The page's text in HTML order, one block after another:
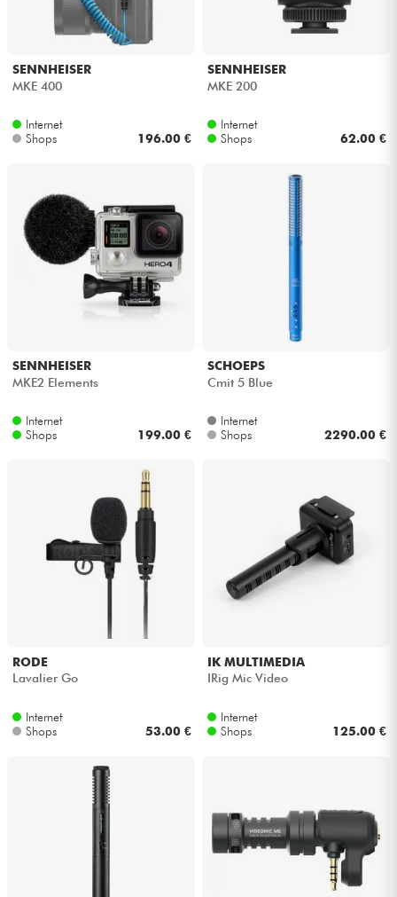
SENNHEISER
MKE 400
Internet
Shops
196.00 €
SENNHEISER
MKE 200
Internet
Shops
62.00 €
SENNHEISER
MKE2 Elements
Internet
Shops
199.00 €
SCHOEPS
Cmit 5 Blue
Internet
Shops
2290.00 €
RODE
Lavalier Go
Internet
Shops
53.00 €
IK MULTIMEDIA
IRig Mic Video
Internet
Shops
125.00 €